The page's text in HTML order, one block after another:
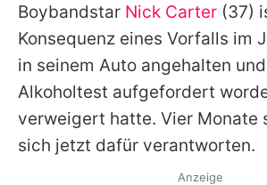
Boybandstar Nick Carter (37)
Konsequenz eines Vorfalls im
in seinem Auto angehalten
Alkoholtest aufgefordert
verweigert hatte. Vier Monate
sich jetzt dafür verantworten.
Anzeige